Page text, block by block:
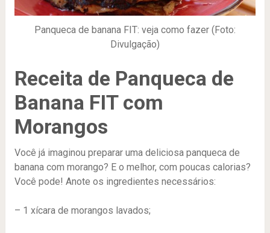
Panqueca de banana FIT: veja como fazer (Foto:
Divulgação)
Receita de Panqueca de
Banana FIT com
Morangos
Você já imaginou preparar uma deliciosa panqueca de
banana com morango? E o melhor, com poucas calorias?
Você pode! Anote os ingredientes necessários:
– 1 xícara de morangos lavados;